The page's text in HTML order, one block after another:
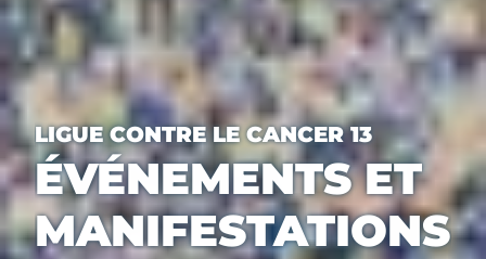
LIGUE CONTRE LE CANCER 13
ÉVÉNEMENTS ET
MANIFESTATIONS